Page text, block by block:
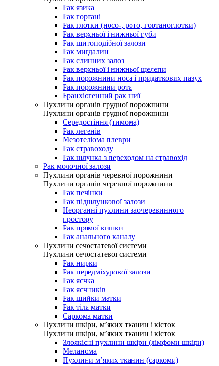
Рак язика
Рак гортані
Рак глотки (носо-, рото, гортаноглотки)
Рак верхньої і нижньої губи
Рак щитоподібної залози
Рак мигдалин
Рак слинних залоз
Рак верхньої і нижньої щелепи
Рак порожнини носа і придаткових пазух
Рак порожнини рота
Бранхіогенний рак шиї
Пухлини органів грудної порожнини
Пухлини органів грудної порожнини
Середостіння (тимома)
Рак легенів
Мезотеліома плеври
Рак стравоходу
Рак шлунка з переходом на стравохід
Рак молочної залози
Пухлини органів черевної порожнини
Пухлини органів черевної порожнини
Рак печінки
Рак підшлункової залози
Неорганні пухлини заочеревинного
простору
Рак прямої кишки
Рак анального каналу
Пухлини сечостатевої системи
Пухлини сечостатевої системи
Рак нирки
Рак передміхурової залози
Рак яєчка
Рак яєчників
Рак шийки матки
Рак тіла матки
Саркома матки
Пухлини шкіри, м’яких тканин і кісток
Пухлини шкіри, м’яких тканин і кісток
Злоякісні пухлини шкіри (лімфоми шкіри)
Меланома
Пухлини м’яких тканин (саркоми)